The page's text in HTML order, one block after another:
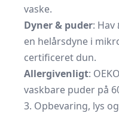
vaske.
Dyner & puder: Hav
en helårs­dyne i
certificeret dun.
Allergivenligt:
vaskbare puder på
3. Opbevaring, lys